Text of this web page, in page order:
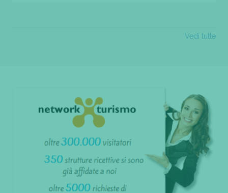
Vedi tutte